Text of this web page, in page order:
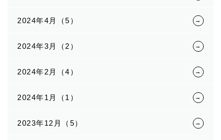
2024年4月（5）
2024年3月（2）
2024年2月（4）
2024年1月（1）
2023年12月（5）